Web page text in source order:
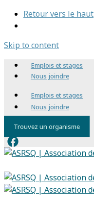
Retour vers le haut
Skip to content
Emplois et stages
Nous joindre
Emplois et stages
Nous joindre
Trouvez un organisme